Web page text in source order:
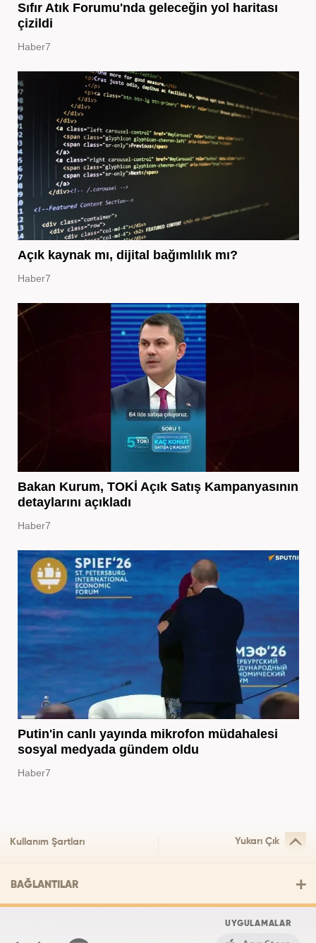
Sıfır Atık Forumu'nda geleceğin yol haritası
çizildi
Haber7
Açık kaynak mı, dijital bağımlılık mı?
Haber7
Bakan Kurum, TOKİ Açık Satış Kampanyasının
detaylarını açıkladı
Haber7
Putin'in canlı yayında mikrofon müdahalesi
sosyal medyada gündem oldu
Haber7
Kullanım Şartları Yukarı Çık
BAĞLANTILAR
UYGULAMALAR